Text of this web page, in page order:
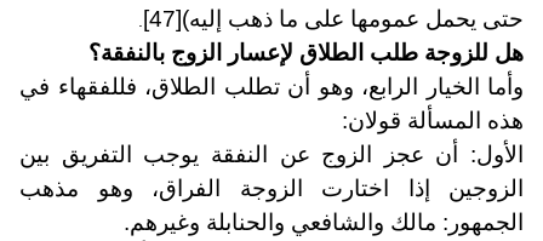
حتى يحمل عمومها على ما ذهب إليه)[47]
هل للزوجة طلب الطلاق لإعسار الزوج بالنفقة؟
وأما الخيار الرابع، وهو أن تطلب الطلاق، فللفقهاء في
هذه المسألة قولان:
الأول: أن عجز الزوج عن النفقة يوجب التفريق بين
الزوجين إذا اختارت الزوجة الفراق، وهو مذهب
الجمهور: مالك والشافعي والحنابلة وغيرهم.